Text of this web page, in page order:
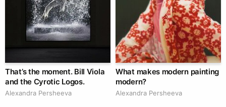
That’s the moment. Bill Viola
and the Cyrotic Logos.
Alexandra Persheeva
What makes modern painting
modern?
Alexandra Persheeva